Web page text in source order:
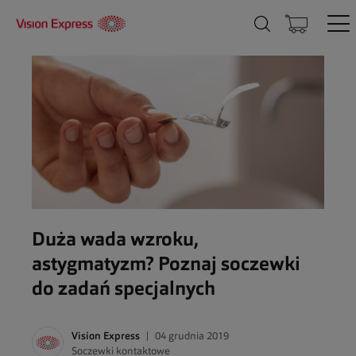
Duża wada wzroku,
astygmatyzm? Poznaj soczewki
do zadań specjalnych
Vision Express
04 grudnia 2019
Soczewki kontaktowe